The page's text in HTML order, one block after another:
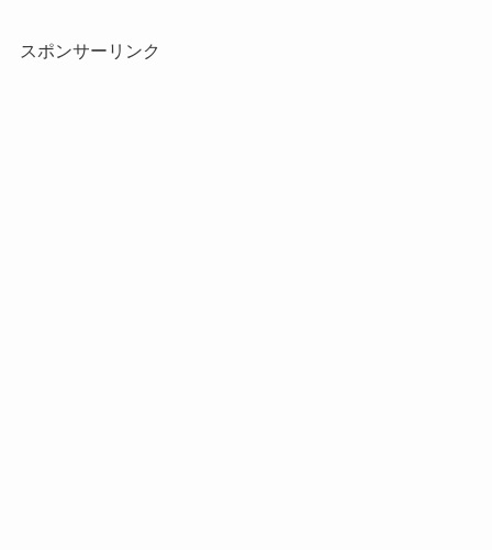
スポンサーリンク